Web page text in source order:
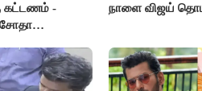
கட்டணம் -
நாளை விஜய்